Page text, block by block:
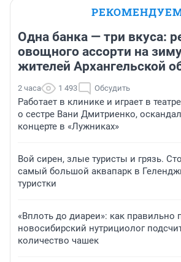
Одна банка — три вкуса:
овощного ассорти на
жителей Архангельской
2 часа 1 493 Обсудить
Работает в клинике и играет в
о сестре Вани Дмитриенко,
концерте в «Лужниках»
Вой сирен, злые туристы и грязь.
самый большой аквапарк в
туристки
«Вплоть до диареи»: как правильно
новосибирский нутрициолог
количество чашек